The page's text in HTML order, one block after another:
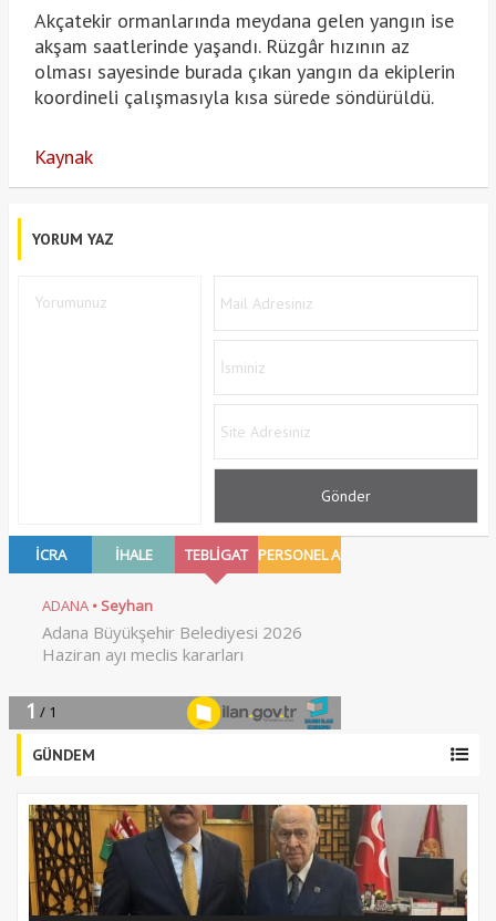
Akçatekir ormanlarında meydana gelen yangın ise
akşam saatlerinde yaşandı. Rüzgâr hızının az
olması sayesinde burada çıkan yangın da ekiplerin
koordineli çalışmasıyla kısa sürede söndürüldü.
Kaynak
YORUM YAZ
GÜNDEM